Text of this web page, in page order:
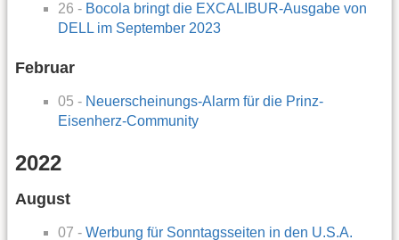
26 - Bocola bringt die EXCALIBUR-Ausgabe von
DELL im September 2023
Februar
05 - Neuerscheinungs-Alarm für die Prinz-
Eisenherz-Community
2022
August
07 - Werbung für Sonntagsseiten in den U.S.A.